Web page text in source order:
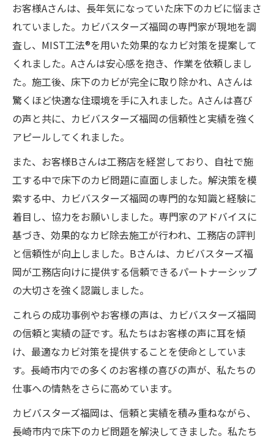
お客様Aさんは、長年気になっていた床下のカビに悩まさ
れていました。カビバスターズ福岡の専門家が現地を調
査し、MIST工法®を用いた効果的なカビ対策を提案して
くれました。Aさんは安心感を抱き、作業を依頼しまし
た。施工後、床下のカビが完全に取り除かれ、Aさんは
驚くほど快適な住環境を手に入れました。Aさんは喜び
の声と共に、カビバスターズ福岡の信頼性と実績を強く
アピールしてくれました。
また、お客様Bさんは工務店を経営しており、自社で施
工する中で床下のカビ問題に直面しました。解決策を模
索する中、カビバスターズ福岡の専門的な知識と経験に
着目し、協力をお願いしました。専門家のアドバイスに
基づき、効果的なカビ除去施工が行われ、工務店の評判
と信頼性が向上しました。Bさんは、カビバスターズ福
岡が工務店向けに提供する信頼できるパートナーシップ
の大切さを強く認識しました。
これらの成功事例やお客様の声は、カビバスターズ福岡
の信頼と実績の証です。私たちはお客様の声に耳を傾
け、最適なカビ対策を提供することを使命としていま
す。長崎市内での多くのお客様の喜びの声が、私たちの
仕事への情熱をさらに高めています。
カビバスターズ福岡は、信頼と実績を積み重ねながら、
長崎市内で床下のカビ問題を解決してきました。私たち